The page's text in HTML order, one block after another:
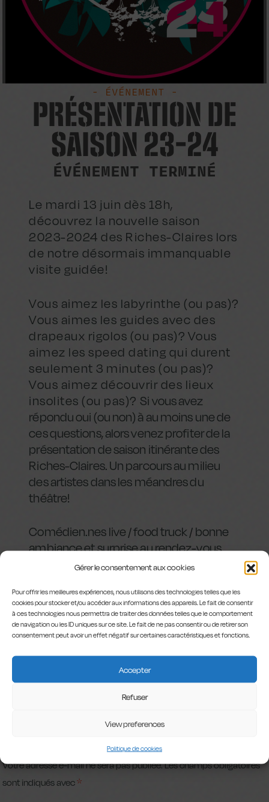
Gérer le consentement aux cookies
Pour offrir les meilleures expériences, nous utilisons des technologies telles que les
cookies pour stocker et/ou accéder aux informations des appareils. Le fait de consentir
à ces technologies nous permettra de traiter des données telles que le comportement
de navigation ou les ID uniques sur ce site. Le fait de ne pas consentir ou de retirer son
consentement peut avoir un effet négatif sur certaines caractéristiques et fonctions.
Accepter
Refuser
View preferences
Politique de cookies
- ÉVÉNEMENT -
PRÉSENTATION DE
SAISON 23-24
ÉVÉNEMENT TERMINÉ
Le mardi 13 juin dès 18h,
découvrez la nouvelle saison
2023-2024 des Riches-Claires lors
de notre désormais immanquable
visite guidée!
Vous aimez les labyrinthe (ou pas)?
Vous aimes les guides avec des
drapeaux rigolos (ou pas)? Vous
aimez les speed dating qui durent
seulement 3 minutes (ou pas)?
Vous aimez découvrir des lieux
insolites (ou pas)?Si vous avez
répondu oui (ou non) à au moins une de
ces questions, alors venez profiter de la
présentation de saison itinérante des
Riches-Claires. Un parcours au milieu
des artistes dans les méandres du
théâtre!
Comédien.nes live / food truck / bonne
ambiance et surprise au rendez-vous.
LAISSER UN
COMMENTAIRE
Votre adresse e-mail ne sera pas publiée.Les champs obligatoires
sont indiqués avec*